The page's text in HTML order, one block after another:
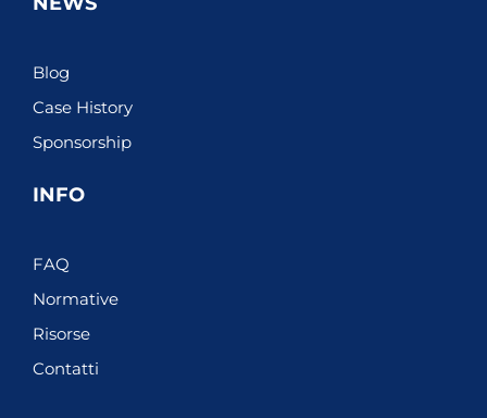
Blog
Case History
Sponsorship
INFO
FAQ
Normative
Risorse
Contatti